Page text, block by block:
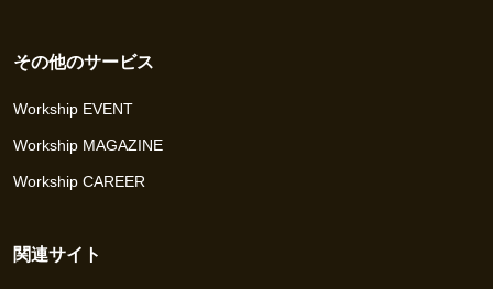
その他のサービス
Workship EVENT
Workship MAGAZINE
Workship CAREER
関連サイト